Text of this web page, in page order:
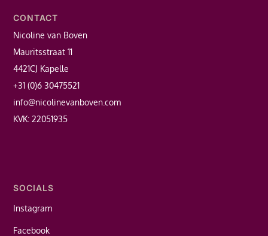
CONTACT
Nicoline van Boven
Mauritsstraat 11
4421CJ Kapelle
+31 (0)6 30475521
info@nicolinevanboven.com
KVK: 22051935
SOCIALS
Instagram
Facebook